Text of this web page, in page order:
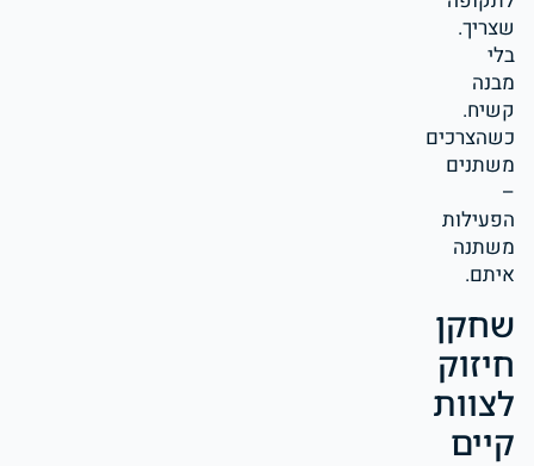
שצריך.
בלי
מבנה
קשיח.
כשהצרכים
משתנים
–
הפעילות
משתנה
איתם.
שחקן
חיזוק
לצוות
קיים